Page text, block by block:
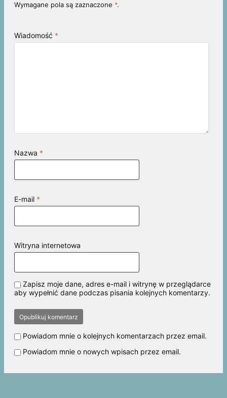
Wymagane pola są zaznaczone *.
Wiadomość *
Nazwa *
E-mail *
Witryna internetowa
Zapisz moje dane, adres e-mail i witrynę w przeglądarce
aby wypełnić dane podczas pisania kolejnych komentarzy.
Powiadom mnie o kolejnych komentarzach przez email.
Powiadom mnie o nowych wpisach przez email.